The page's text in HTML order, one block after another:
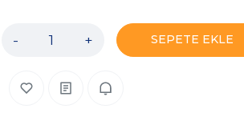
- + SEPETE EKLE